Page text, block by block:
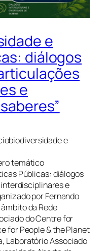
e
diálogos
e
e
temático
Públicas: diálogos
e
por Fernando
da Rede
do Centre for
for People & the Planet
Laboratório Associado